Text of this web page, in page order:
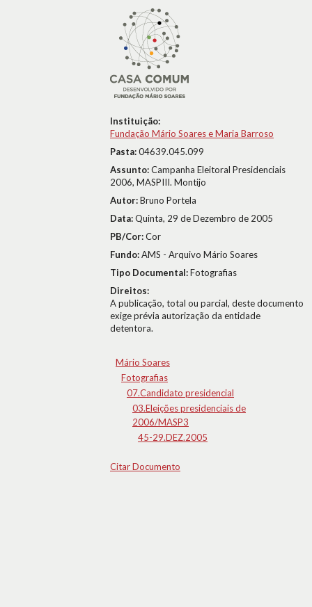
Instituição:
Fundação Mário Soares e Maria Barroso
Pasta:04639.045.099
Assunto:Campanha Eleitoral Presidenciais
2006, MASPIII. Montijo
Autor:Bruno Portela
Data:Quinta, 29 de Dezembro de 2005
PB/Cor:Cor
Fundo:AMS - Arquivo Mário Soares
Tipo Documental:Fotografias
Direitos:
A publicação, total ou parcial, deste documento
exige prévia autorização da entidade
detentora.
Mário Soares
Fotografias
07.Candidato presidencial
03.Eleições presidenciais de
2006/MASP3
45-29.DEZ.2005
Citar Documento